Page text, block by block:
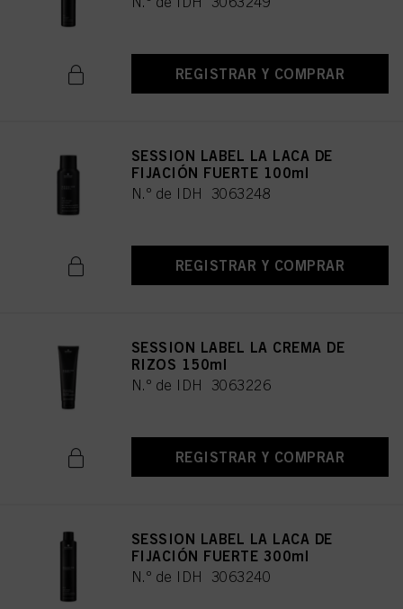
REGISTRAR Y COMPRAR
SESSION LABEL LA LACA DE
FIJACIÓN FUERTE 100ml
N.º de IDH 3063248
REGISTRAR Y COMPRAR
SESSION LABEL LA CREMA DE
RIZOS 150ml
N.º de IDH 3063226
REGISTRAR Y COMPRAR
SESSION LABEL LA LACA DE
FIJACIÓN FUERTE 300ml
N.º de IDH 3063240